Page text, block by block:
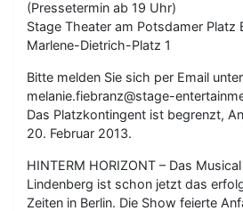
(Pressetermin ab 19 Uhr)
Stage Theater am Potsdamer Platz
Marlene-Dietrich-Platz 1
Bitte melden Sie sich per Email unter
melanie.fiebranz@stage-
Das Platzkontingent ist begrenzt,
20. Februar 2013.
HINTERM HORIZONT – Das
Lindenberg ist schon jetzt das
Zeiten in Berlin. Die Show feierte